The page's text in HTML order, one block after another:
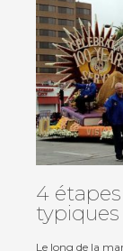
Viva
4
Le long de la